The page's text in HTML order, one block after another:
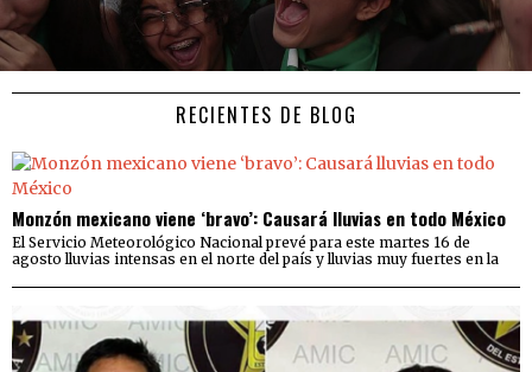
RECIENTES DE BLOG
Monzón mexicano viene ‘bravo’: Causará lluvias en todo México
El Servicio Meteorológico Nacional prevé para este martes 16 de
agosto lluvias intensas en el norte del país y lluvias muy fuertes en la